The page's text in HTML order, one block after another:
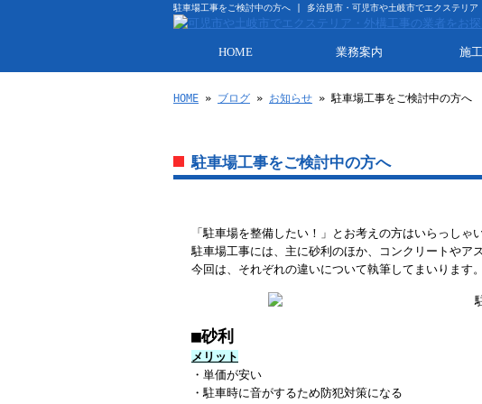
駐車場工事をご検討中の方へ | 多治見市・可児市や土岐市でエクステリア
HOME 業務案内 施
HOME » ブログ » お知らせ » 駐車場工事をご検討中の方へ
駐車場工事をご検討中の方へ
「駐車場を整備したい！」とお考えの方はいらっしゃ
駐車場工事には、主に砂利のほか、コンクリートやア
今回は、それぞれの違いについて執筆してまいります。
■砂利
メリット
・単価が安い
・駐車時に音がするため防犯対策になる